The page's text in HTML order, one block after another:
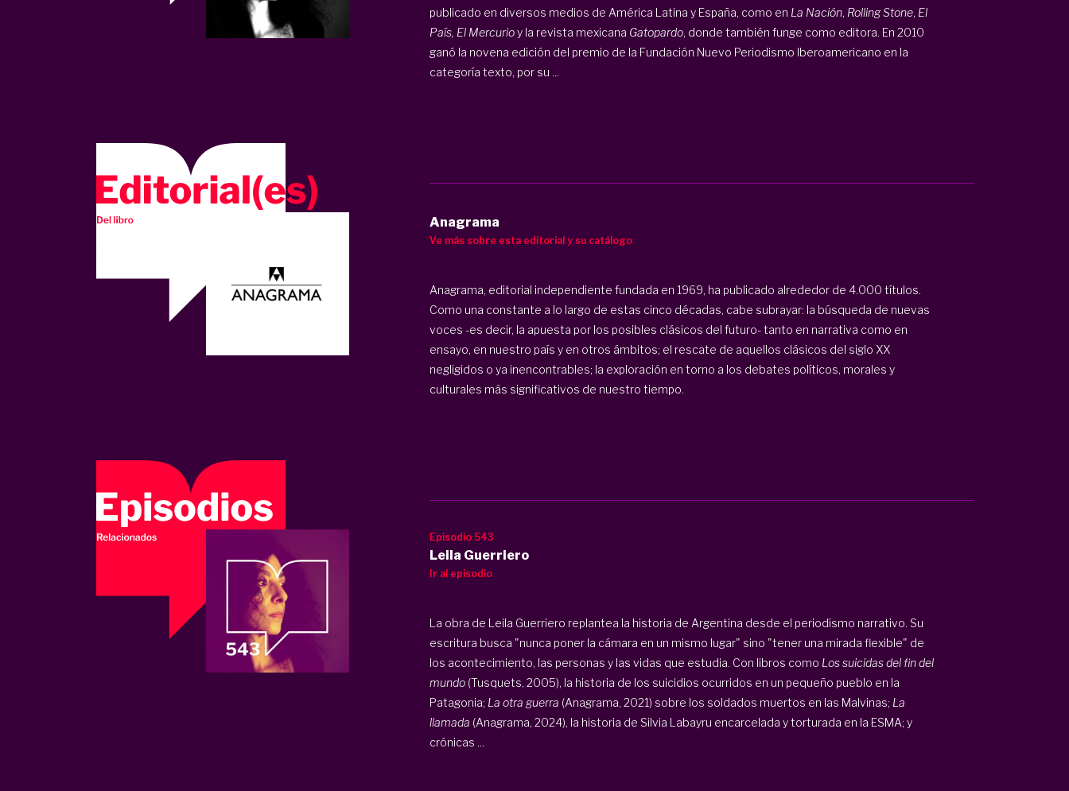
publicado en diversos medios de América Latina y España, como en La Nación, Rolling Stone, El
País, El Mercurioy la revista mexicana Gatopardo, donde también funge como editora. En 2010
ganó la novena edición del premio de la Fundación Nuevo Periodismo Iberoamericano en la
categoría texto, por su ...
Anagrama
Ve más sobre esta editorial y su catálogo
Anagrama, editorial independiente fundada en 1969, ha publicado alrededor de 4.000 títulos.
Como una constante a lo largo de estas cinco décadas, cabe subrayar: la búsqueda de nuevas
voces -es decir, la apuesta por los posibles clásicos del futuro- tanto en narrativa como en
ensayo, en nuestro país y en otros ámbitos; el rescate de aquellos clásicos del siglo XX
negligidos o ya inencontrables; la exploración en torno a los debates políticos, morales y
culturales más significativos de nuestro tiempo.
Episodio 543
Leila Guerriero
Ir al episodio
La obra de Leila Guerriero replantea la historia de Argentina desde el periodismo narrativo. Su
escritura busca "nunca poner la cámara en un mismo lugar" sino "tener una mirada flexible" de
los acontecimiento, las personas y las vidas que estudia. Con libros como Los suicidas del fin del
mundo(Tusquets, 2005), la historia de los suicidios ocurridos en un pequeño pueblo en la
Patagonia; La otra guerra (Anagrama, 2021) sobre los soldados muertos en las Malvinas; La
llamada (Anagrama, 2024), la historia de Silvia Labayru encarcelada y torturada en la ESMA; y
crónicas ...